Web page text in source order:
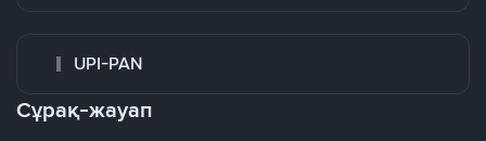
UPI-PAN
Сұрақ-жауап